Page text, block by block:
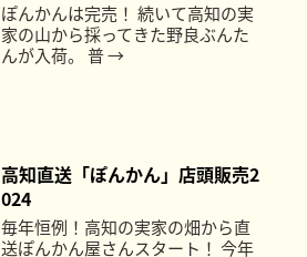
ぽんかんは完売！ 続いて高知の実
家の山から採ってきた野良ぶんた
んが入荷。 普 →
高知直送「ぽんかん」店頭販売2
024
毎年恒例！高知の実家の畑から直
送ぽんかん屋さんスタート！ 今年